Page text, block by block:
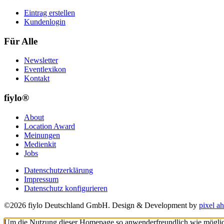
Eintrag erstellen
Kundenlogin
Für Alle
Newsletter
Eventlexikon
Kontakt
fiylo®
About
Location Award
Meinungen
Medienkit
Jobs
Datenschutzerklärung
Impressum
Datenschutz konfigurieren
©2026 fiylo Deutschland GmbH. Design & Development by pixel
Um die Nutzung dieser Homepage so anwenderfreundlich wie